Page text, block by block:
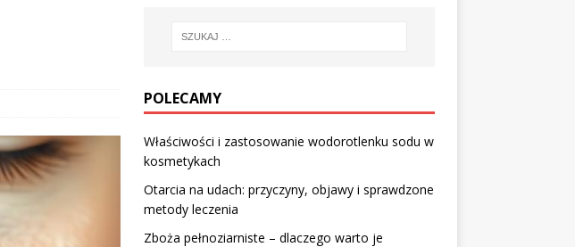
POLECAMY
Właściwości i zastosowanie wodorotlenku sodu w
kosmetykach
Otarcia na udach: przyczyny, objawy i sprawdzone
metody leczenia
Zboża pełnoziarniste – dlaczego warto je